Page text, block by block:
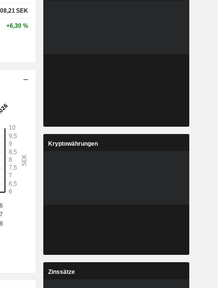
SEK
+6,30 %
Kryptowährungen
Zinssätze